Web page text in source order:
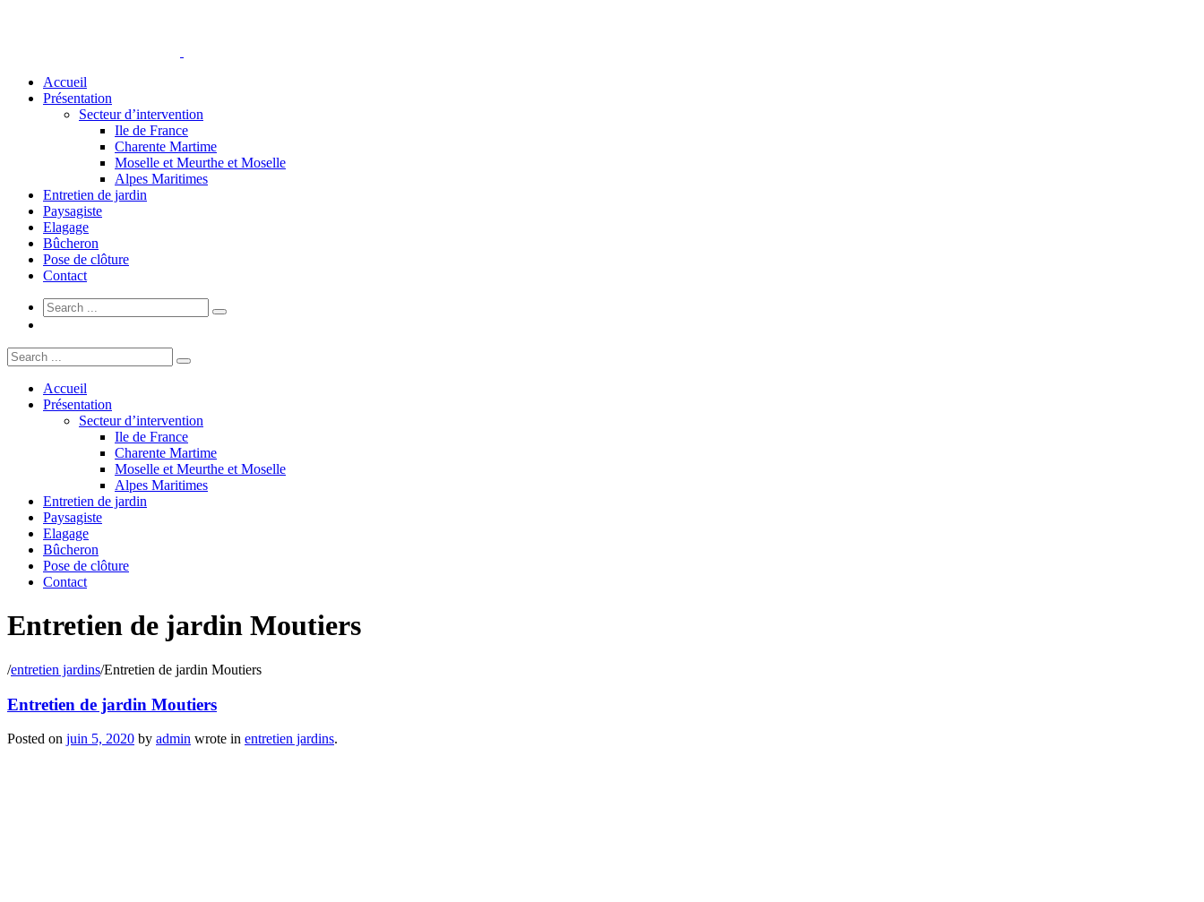
Accueil
Présentation
Secteur d’intervention
Ile de France
Charente Martime
Moselle et Meurthe et Moselle
Alpes Maritimes
Entretien de jardin
Paysagiste
Elagage
Bûcheron
Pose de clôture
Contact
Accueil
Présentation
Secteur d’intervention
Ile de France
Charente Martime
Moselle et Meurthe et Moselle
Alpes Maritimes
Entretien de jardin
Paysagiste
Elagage
Bûcheron
Pose de clôture
Contact
Entretien de jardin Moutiers
/entretien jardins/Entretien de jardin Moutiers
Entretien de jardin Moutiers
Posted on juin 5, 2020 by admin wrote in entretien jardins.